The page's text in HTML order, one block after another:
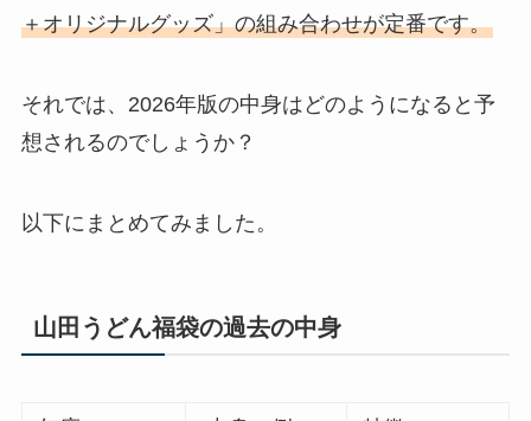
＋オリジナルグッズ」の組み合わせが定番です。
それでは、2026年版の中身はどのようになると予
想されるのでしょうか？
以下にまとめてみました。
山田うどん福袋の過去の中身